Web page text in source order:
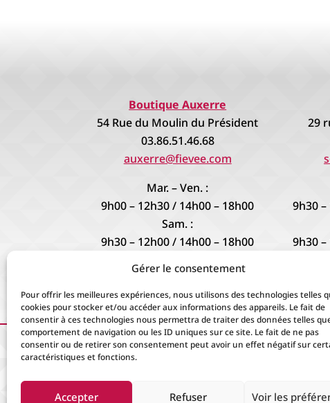
Gérer le consentement
Pour offrir les meilleures expériences, nous utilisons des technologies telles
cookies pour stocker et/ou accéder aux informations des appareils. Le fait de
consentir à ces technologies nous permettra de traiter des données telles
comportement de navigation ou les ID uniques sur ce site. Le fait de ne pas
consentir ou de retirer son consentement peut avoir un effet négatif sur
caractéristiques et fonctions.
Accepter Refuser Voir les
Boutique Auxerre
54 Rue du Moulin du Président
03.86.51.46.68
auxerre@fievee.com
Mar. – Ven. :
9h00 – 12h30 / 14h00 – 18h00
Sam. :
9h30 – 12h00 / 14h00 – 18h00
29
9h30
9h30
9h30